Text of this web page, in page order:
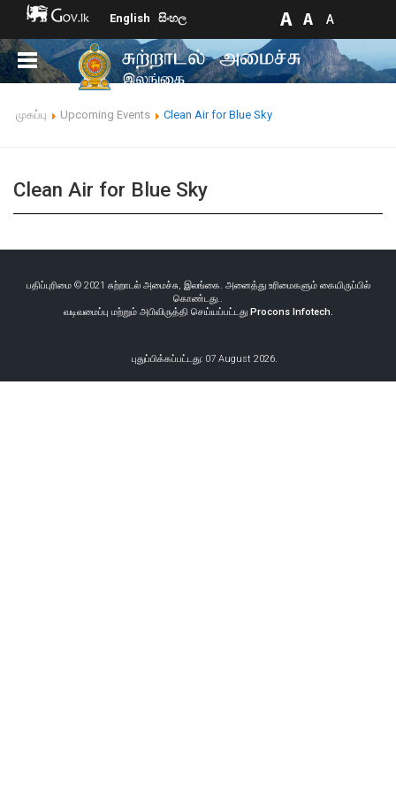
English සිංහල
முகப்பு Upcoming Events Clean Air for Blue Sky
Clean Air for Blue Sky
பதிப்புரிமை © 2021 சுற்றாடல் அமைச்சு, இலங்கை. அனைத்து உரிமைகளும் கையிருப்பில்
கொண்டது..
வடிவமைப்பு மற்றும் அபிவிருத்தி செய்யப்பட்டது Procons Infotech.
புதுப்பிக்கப்பட்டது: 07 August 2026.